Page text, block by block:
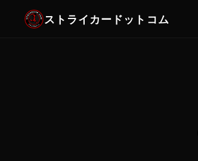
ストライカードットコム